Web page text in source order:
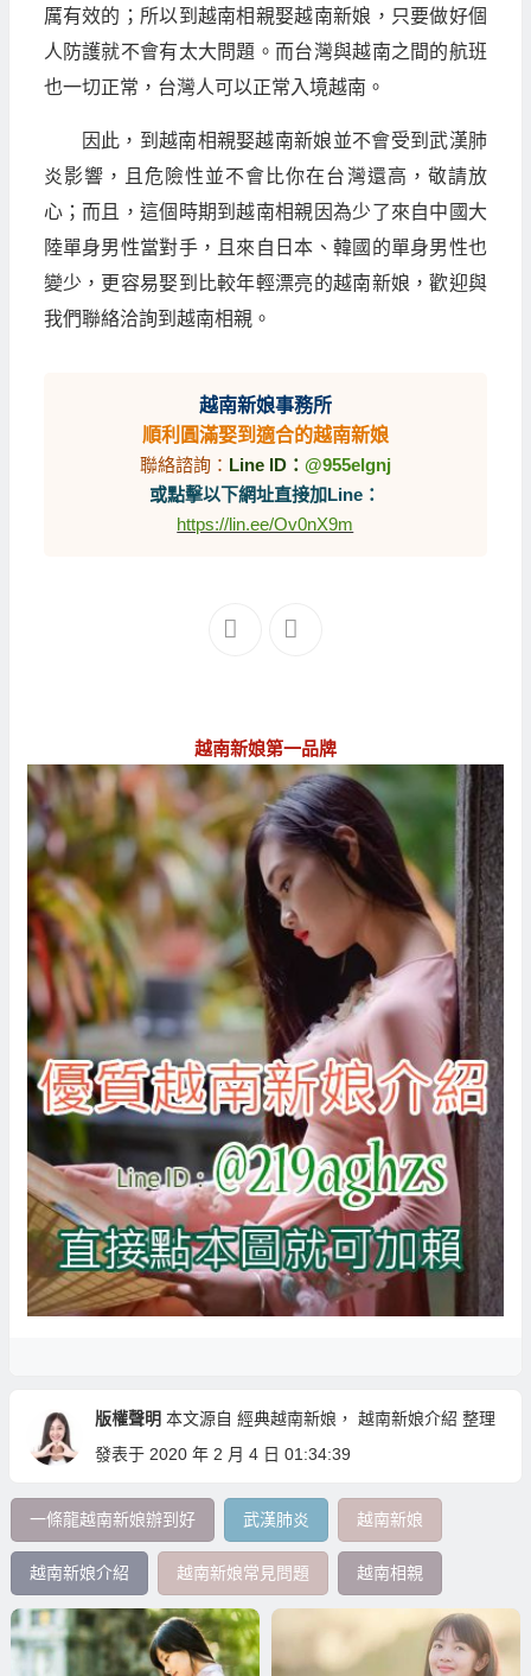
厲有效的；所以到越南相親娶越南新娘，只要做好個
人防護就不會有太大問題。而台灣與越南之間的航班
也一切正常，台灣人可以正常入境越南。
因此，到越南相親娶越南新娘並不會受到武漢肺
炎影響，且危險性並不會比你在台灣還高，敬請放
心；而且，這個時期到越南相親因為少了來自中國大
陸單身男性當對手，且來自日本、韓國的單身男性也
變少，更容易娶到比較年輕漂亮的越南新娘，歡迎與
我們聯絡洽詢到越南相親。
越南新娘事務所
順利圓滿娶到適合的越南新娘
聯絡諮詢： Line ID： @955elgnj
或點擊以下網址直接加Line：
https://lin.ee/Ov0nX9m
越南新娘第一品牌
版權聲明 本文源自 經典越南新娘 ， 越南新娘介紹 整理
發表于 2020 年 2 月 4 日 01:34:39
一條龍越南新娘辦到好 武漢肺炎 越南新娘
越南新娘介紹 越南新娘常見問題 越南相親